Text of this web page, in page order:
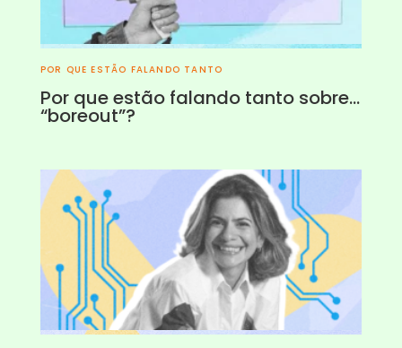
POR QUE ESTÃO FALANDO TANTO
Por que estão falando tanto sobre…
“boreout”?